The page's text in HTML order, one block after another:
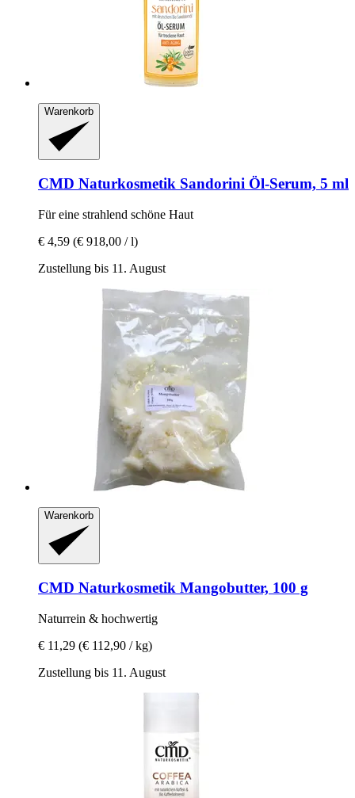
Warenkorb
CMD Naturkosmetik Sandorini Öl-​Serum, 5 ml
Für eine strahlend schöne Haut
€ 4,59 (€ 918,00 / l)
Zustellung bis 11. August
Warenkorb
CMD Naturkosmetik Mangobutter, 100 g
Naturrein & hochwertig
€ 11,29 (€ 112,90 / kg)
Zustellung bis 11. August